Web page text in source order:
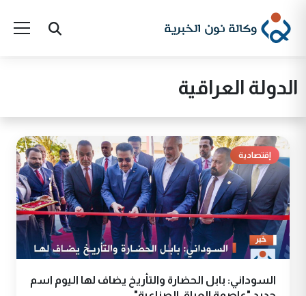
الدولة العراقية
إقتصادية
السوداني: بابل الحضارة والتأريخ يضاف لها اليوم اسم